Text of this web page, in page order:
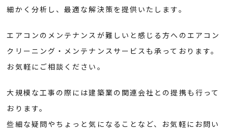
細かく分析し、最適な解決策を提供いたします。
エアコンのメンテナンスが難しいと感じる方へのエアコン
クリーニング・メンテナンスサービスも承っております。
お気軽にご相談ください。
大規模な工事の際には建築業の関連会社との提携も行って
おります。
些細な疑問やちょっと気になることなど、お気軽にお問い